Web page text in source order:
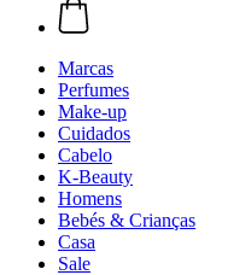
Marcas
Perfumes
Make-up
Cuidados
Cabelo
K-Beauty
Homens
Bebés & Crianças
Casa
Sale